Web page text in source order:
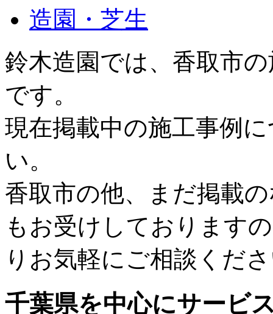
造園・芝生
鈴木造園では、香取市
です。
現在掲載中の施工事例
い。
香取市の他、まだ掲載
もお受けしております
りお気軽にご相談くだ
千葉県を中心にサービ